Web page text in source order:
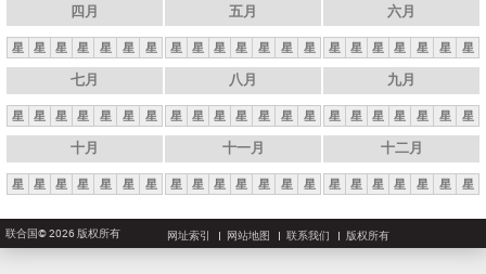
四月
星 星 星 星 星 星 星
五月
星 星 星 星 星 星 星
六月
星 星 星 星 星 星 星
七月
星 星 星 星 星 星 星
八月
星 星 星 星 星 星 星
九月
星 星 星 星 星 星 星
十月
星 星 星 星 星 星 星
十一月
星 星 星 星 星 星 星
十二月
星 星 星 星 星 星 星
联合国© 2026 版权所有 网址索引 网站地图 联系我们 版权所有